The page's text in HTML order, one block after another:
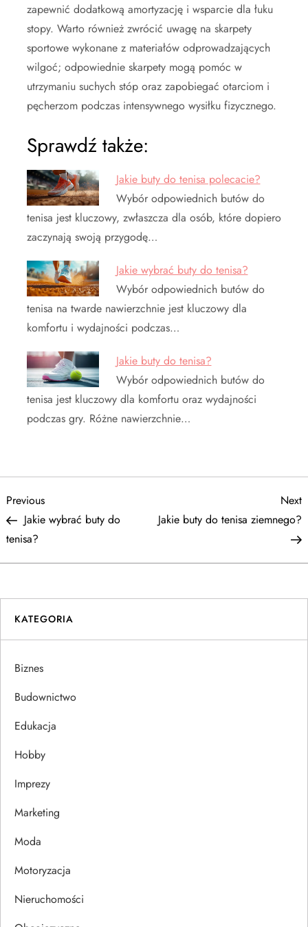
zapewnić dodatkową amortyzację i wsparcie dla łuku
stopy. Warto również zwrócić uwagę na skarpety
sportowe wykonane z materiałów odprowadzających
wilgoć; odpowiednie skarpety mogą pomóc w
utrzymaniu suchych stóp oraz zapobiegać otarciom i
pęcherzom podczas intensywnego wysiłku fizycznego.
Sprawdź także:
Jakie buty do tenisa polecacie?
Wybór odpowiednich butów do
tenisa jest kluczowy, zwłaszcza dla osób, które dopiero
zaczynają swoją przygodę…
Jakie wybrać buty do tenisa?
Wybór odpowiednich butów do
tenisa na twarde nawierzchnie jest kluczowy dla
komfortu i wydajności podczas…
Jakie buty do tenisa?
Wybór odpowiednich butów do
tenisa jest kluczowy dla komfortu oraz wydajności
podczas gry. Różne nawierzchnie…
N
a
w
i
g
a
c
a
w
p
Previous
Post
Previous
Jakie wybrać buty do
tenisa?
Next
Jakie buty do tenisa ziemnego?
KATEGORIA
Biznes
Budownictwo
Edukacja
Hobby
Imprezy
Marketing
Moda
Motoryzacja
Nieruchomości